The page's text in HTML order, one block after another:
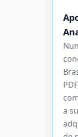
a